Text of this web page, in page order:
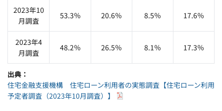
2023年10
月調査
53.3％ 20.6％ 8.5％ 17.6％
2023年4
月調査
48.2％ 26.5％ 8.1％ 17.3％
出典
住宅金融支援機構 住宅ローン利用者の実態調査【住宅ローン利用
予定者調査（2023年10月調査）】